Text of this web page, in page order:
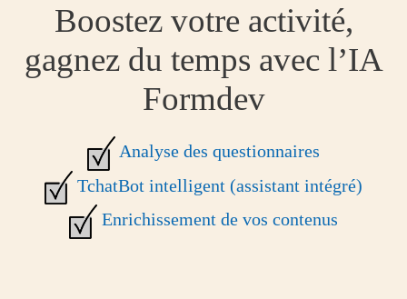
Boostez votre activité,
gagnez du temps avec l’IA
Formdev
Analyse des questionnaires
TchatBot intelligent (assistant intégré)
Enrichissement de vos contenus